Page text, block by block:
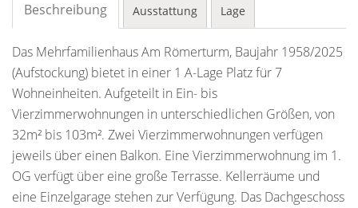
Beschreibung Ausstattung Lage
Das Mehrfamilienhaus Am Römerturm, Baujahr 1958/2025
(Aufstockung) bietet in einer 1 A-Lage Platz für 7
Wohneinheiten. Aufgeteilt in Ein- bis
Vierzimmerwohnungen in unterschiedlichen Größen, von
32m² bis 103m². Zwei Vierzimmerwohnungen verfügen
jeweils über einen Balkon. Eine Vierzimmerwohnung im 1.
OG verfügt über eine große Terrasse. Kellerräume und
eine Einzelgarage stehen zur Verfügung. Das Dachgeschoss